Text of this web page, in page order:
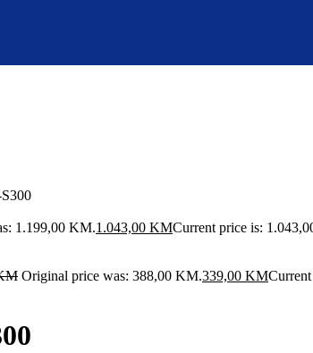
1.199,00 KM.1.043,00 KMCurrent price is:
Original price was: 388,00 KM.339,00 KM